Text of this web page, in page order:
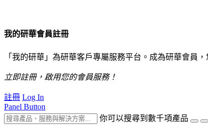
我的研華會員註冊
「我的研華」為研華客戶專屬服務平台。成為研華會員
立即註冊，啟用您的會員服務！
註冊 Log In
Panel Button
你可以搜尋到數千項產品